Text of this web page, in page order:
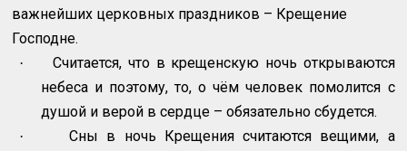
важнейших церковных праздников – Крещение
Господне.
·
Считается, что в крещенскую ночь открываются
небеса и поэтому, то, о чём человек помолится с
душой и верой в сердце – обязательно сбудется.
·
Сны в ночь Крещения считаются вещими, а